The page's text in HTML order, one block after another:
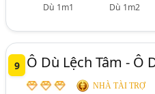
Dù 1m1 Dù 1m2
9 Ô Dù Lệch Tâm - Ô
NHÀ TÀI TRỢ